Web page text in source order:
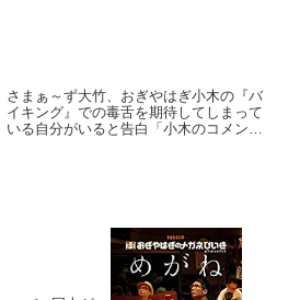
さまぁ～ず大竹、おぎやはぎ小木の『バ
イキング』での毒舌を期待してしまって
いる自分がいると告白「小木のコメント